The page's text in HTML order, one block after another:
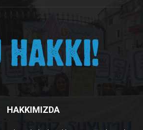
HAKKIMIZDA